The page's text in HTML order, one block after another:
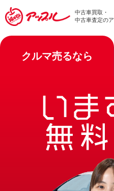
中古車買取・
中古車査定の
クルマ売るなら